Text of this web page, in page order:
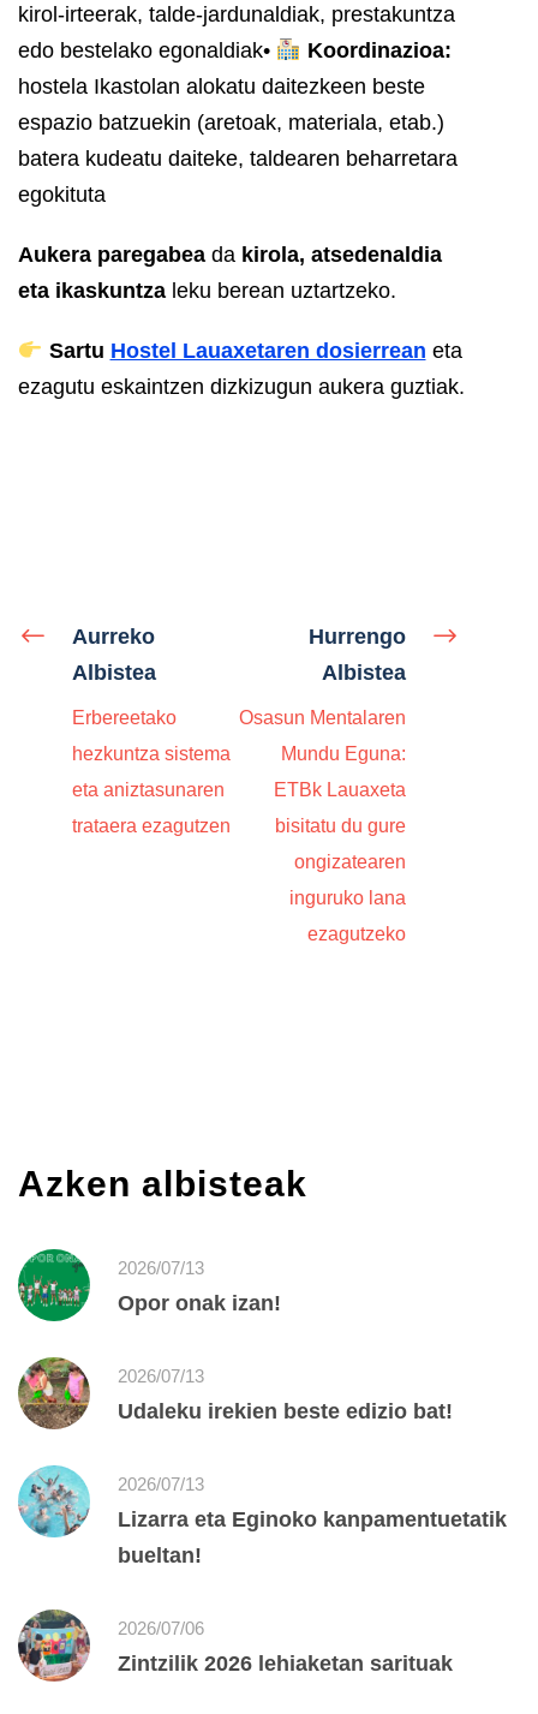
kirol-irteerak, talde-jardunaldiak, prestakuntza
edo bestelako egonaldiak•
Koordinazioa:
hostela Ikastolan alokatu daitezkeen beste
espazio batzuekin (aretoak, materiala, etab.)
batera kudeatu daiteke, taldearen beharretara
egokituta
Aukera paregabea da kirola, atsedenaldia
eta ikaskuntza leku berean uztartzeko.
Sartu Hostel Lauaxetaren dosierrean eta
ezagutu eskaintzen dizkizugun aukera guztiak.
Aurreko
Albistea
Erbereetako
hezkuntza sistema
eta aniztasunaren
trataera ezagutzen
Hurrengo
Albistea
Osasun Mentalaren
Mundu Eguna:
ETBk Lauaxeta
bisitatu du gure
ongizatearen
inguruko lana
ezagutzeko
Azken albisteak
2026/07/13
Opor onak izan!
2026/07/13
Udaleku irekien beste edizio bat!
2026/07/13
Lizarra eta Eginoko kanpamentuetatik
bueltan!
2026/07/06
Zintzilik 2026 lehiaketan sarituak